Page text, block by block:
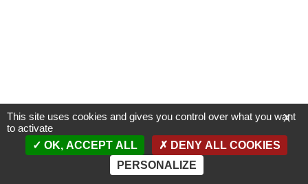
X
This site uses cookies and gives you control over what you want
to activate
OK, ACCEPT ALL
DENY ALL COOKIES
PERSONALIZE